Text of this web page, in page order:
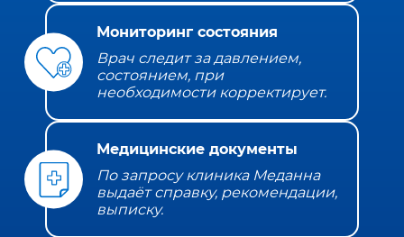
Мониторинг состояния
Врач следит за давлением,
состоянием, при
необходимости корректирует.
Медицинские документы
По запросу клиника Меданна
выдаёт справку, рекомендации,
выписку.